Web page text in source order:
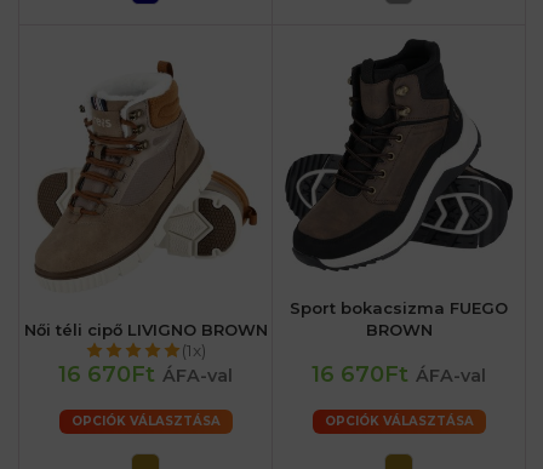
Női téli cipő LIVIGNO BROWN
(1x)
16 670Ft ÁFA-val
OPCIÓK VÁLASZTÁSA
Sport bokacsizma FUEGO
BROWN
16 670Ft ÁFA-val
OPCIÓK VÁLASZTÁSA